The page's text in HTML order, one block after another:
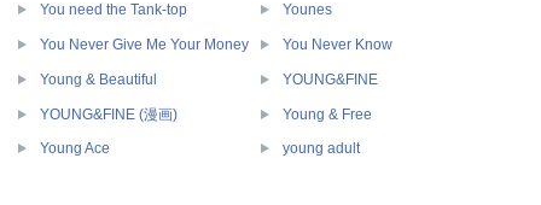
You need the Tank-top Younes
You Never Give Me Your Money You Never Know
Young & Beautiful YOUNG&FINE
YOUNG&FINE (漫画) Young & Free
Young Ace young adult